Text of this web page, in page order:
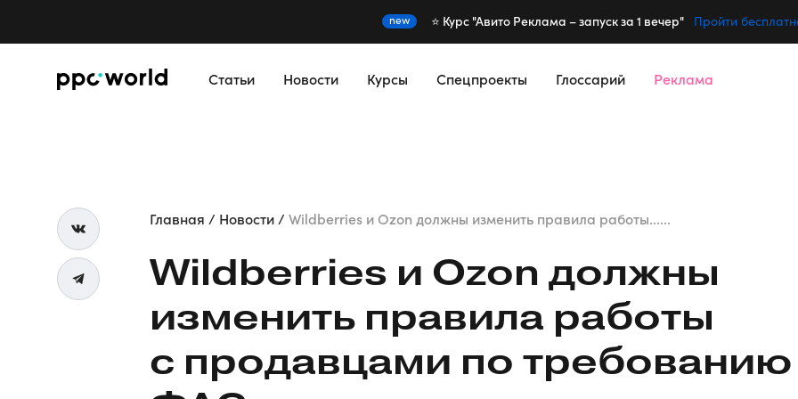
new ⭐️ Курс "Авито Реклама – запуск за 1 вечер" Пройти
Статьи Новости Курсы Спецпроекты Глоссарий Реклама
Главная Новости Wildberries и Ozon должны изменить правила работы......
Wildberries и Ozon должны
изменить правила работы
с продавцами по требованию